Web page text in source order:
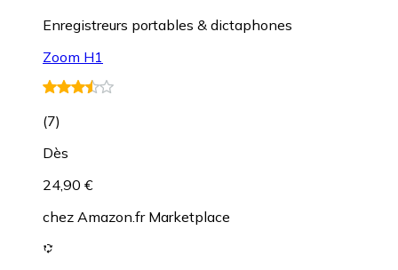
Enregistreurs portables & dictaphones
Zoom H1
(7)
Dès
24,90 €
chez Amazon.fr Marketplace